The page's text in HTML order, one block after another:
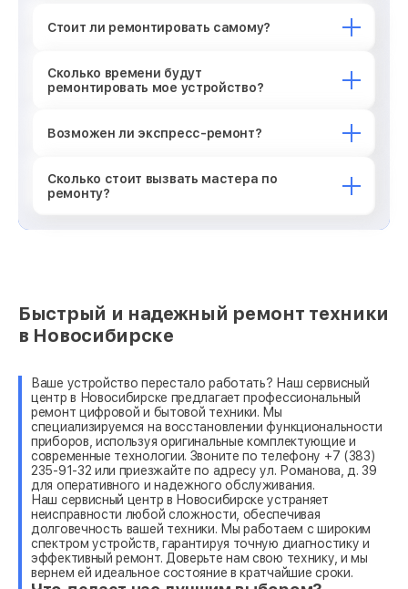
Стоит ли ремонтировать самому?
Сколько времени будут
ремонтировать мое устройство?
Возможен ли экспресс-ремонт?
Сколько стоит вызвать мастера по
ремонту?
Быстрый и надежный ремонт техники
в Новосибирске
Ваше устройство перестало работать? Наш сервисный
центр в Новосибирске предлагает профессиональный
ремонт цифровой и бытовой техники. Мы
специализируемся на восстановлении функциональности
приборов, используя оригинальные комплектующие и
современные технологии. Звоните по телефону +7 (383)
235-91-32 или приезжайте по адресу ул. Романова, д. 39
для оперативного и надежного обслуживания.
Наш сервисный центр в Новосибирске устраняет
неисправности любой сложности, обеспечивая
долговечность вашей техники. Мы работаем с широким
спектром устройств, гарантируя точную диагностику и
эффективный ремонт. Доверьте нам свою технику, и мы
вернем ей идеальное состояние в кратчайшие сроки.